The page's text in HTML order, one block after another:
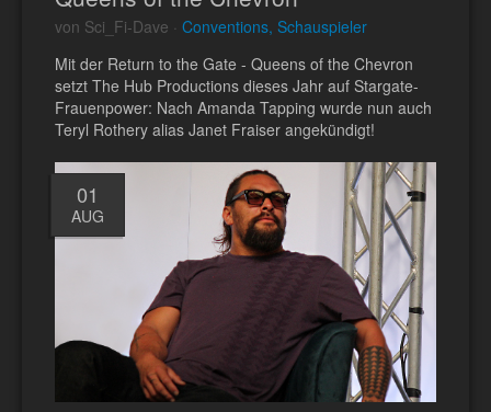
von Sci_Fi-Dave · Conventions, Schauspieler
Mit der Return to the Gate - Queens of the Chevron
setzt The Hub Productions dieses Jahr auf Stargate-
Frauenpower: Nach Amanda Tapping wurde nun auch
Teryl Rothery alias Janet Fraiser angekündigt!
01
AUG